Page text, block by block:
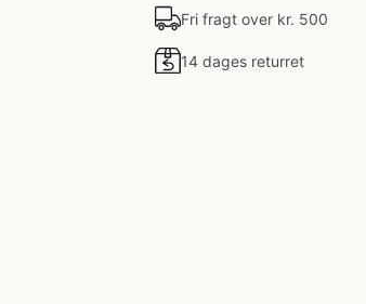
Fri fragt over kr. 500
14 dages returret